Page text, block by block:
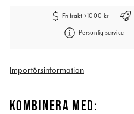
Fri frakt >1000 kr
Personlig service
Importörsinformation
KOMBINERA MED: